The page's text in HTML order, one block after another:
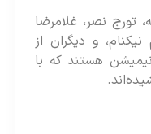
نصر، غلامرضا
و دیگران از
هستند که با